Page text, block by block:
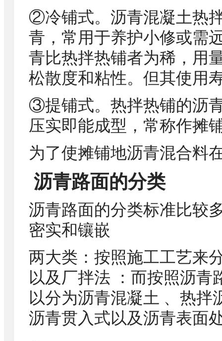
②冷铺式。沥青混凝土热
青，常用于养护小修或需
青比热拌热铺者为稀，用
松散度和粘性。但其使用
③提铺式。热拌热铺的沥
压实即能成型，常称作摊
为了使摊铺地沥青混合料
沥青路面的分类
沥青路面的分类标准比较
密实和镶嵌
两大类：按照施工工艺来
以及厂拌法 ：而按照沥青
以分为沥青混凝土 、热拌
沥青贯入式以及沥青表面